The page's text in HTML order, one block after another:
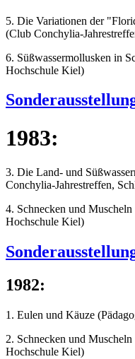
5. Die Variationen der
(Club Conchylia-
6. Süßwassermollusken in
Hochschule Kiel)
1983:
3. Die Land- und
Conchylia-Jahrestreffen,
4. Schnecken und
Hochschule Kiel)
1982:
1. Eulen und Käuze
2. Schnecken und
Hochschule Kiel)